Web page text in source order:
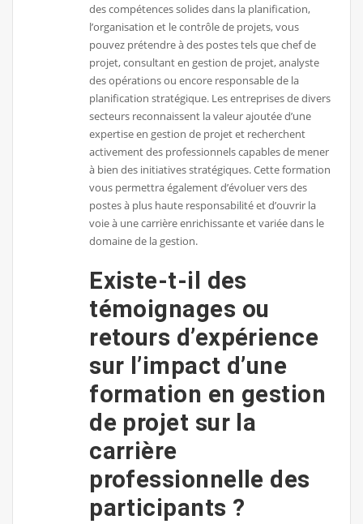
des compétences solides dans la planification,
l’organisation et le contrôle de projets, vous
pouvez prétendre à des postes tels que chef de
projet, consultant en gestion de projet, analyste
des opérations ou encore responsable de la
planification stratégique. Les entreprises de divers
secteurs reconnaissent la valeur ajoutée d’une
expertise en gestion de projet et recherchent
activement des professionnels capables de mener
à bien des initiatives stratégiques. Cette formation
vous permettra également d’évoluer vers des
postes à plus haute responsabilité et d’ouvrir la
voie à une carrière enrichissante et variée dans le
domaine de la gestion.
Existe-t-il des
témoignages ou
retours d’expérience
sur l’impact d’une
formation en gestion
de projet sur la
carrière
professionnelle des
participants ?